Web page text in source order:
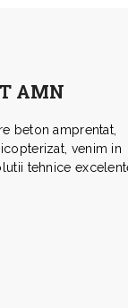
AMN
beton amprentat,
venim in
tehnice